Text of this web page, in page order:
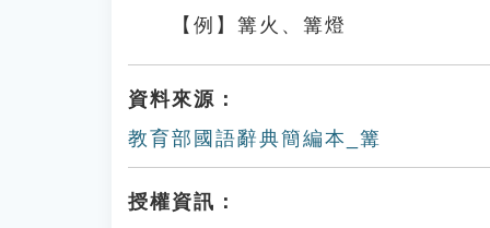
【例】篝火、篝燈
資料來源：
教育部國語辭典簡編本_篝
授權資訊：